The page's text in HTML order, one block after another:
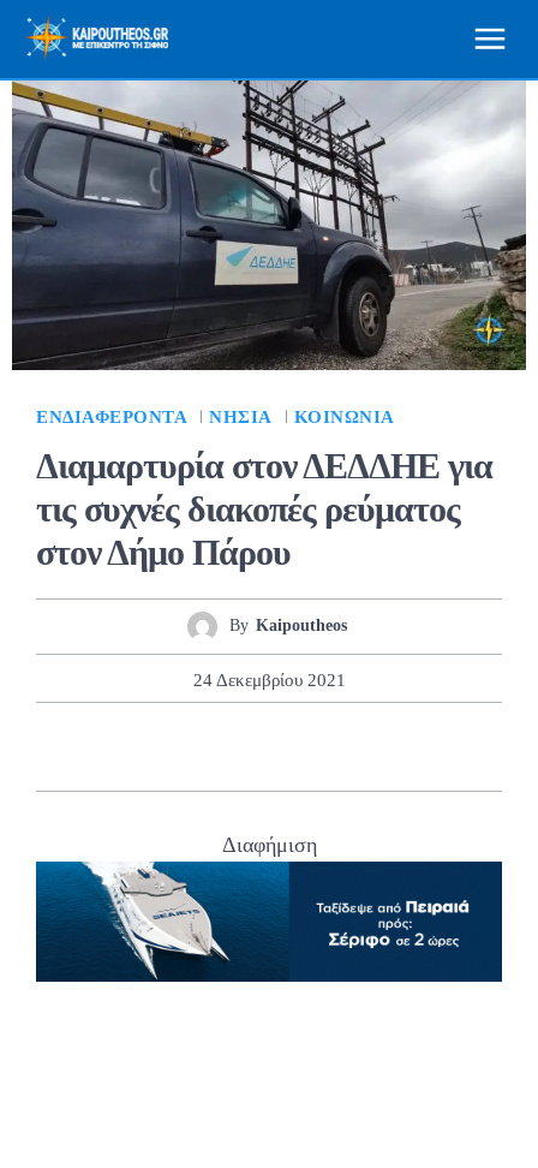
ΕΝΔΙΑΦΈΡΟΝΤΑ ΝΗΣΙΆ ΚΟΙΝΩΝΊΑ
Διαμαρτυρία στον ΔΕΔΔΗΕ για
τις συχνές διακοπές ρεύματος
στον Δήμο Πάρου
By Kaipoutheos
24 Δεκεμβρίου 2021
Διαφήμιση